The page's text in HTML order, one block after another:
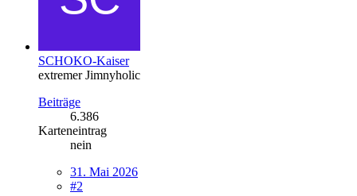
SCHOKO-Kaiser
extremer Jimnyholic
Beiträge
6.386
Karteneintrag
nein
31. Mai 2026
#2